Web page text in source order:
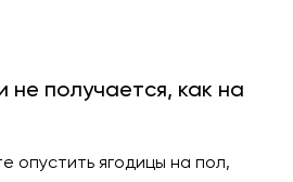
не получается, как на
опустить ягодицы на пол,